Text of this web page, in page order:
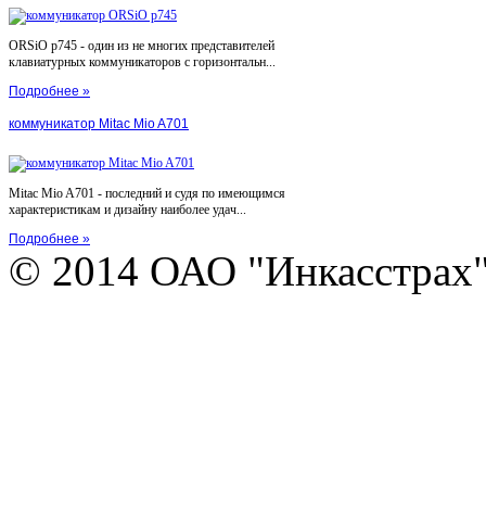
ORSiO p745 - один из не многих представителей
клавиатурных коммуникаторов с горизонтальн...
Подробнее »
коммуникатор Mitac Mio A701
Mitac Mio A701 - последний и судя по имеющимся
характеристикам и дизайну наиболее удач...
Подробнее »
© 2014 ОАО